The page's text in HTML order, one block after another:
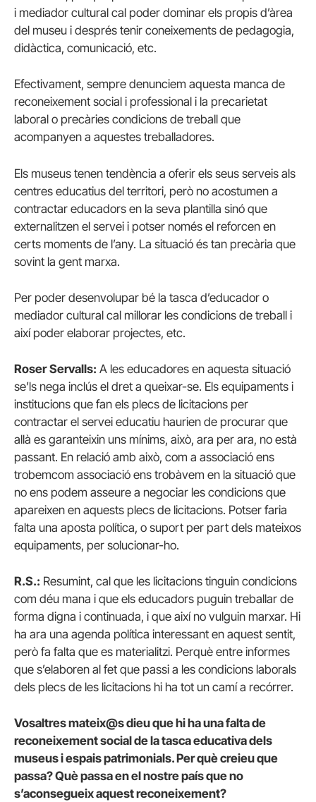
i mediador cultural cal poder dominar els propis d’àrea
del museu i després tenir coneixements de pedagogia,
didàctica, comunicació, etc.
Efectivament, sempre denunciem aquesta manca de
reconeixement social i professional i la precarietat
laboral o precàries condicions de treball que
acompanyen a aquestes treballadores.
Els museus tenen tendència a oferir els seus serveis als
centres educatius del territori, però no acostumen a
contractar educadors en la seva plantilla sinó que
externalitzen el servei i potser només el reforcen en
certs moments de l’any. La situació és tan precària que
sovint la gent marxa.
Per poder desenvolupar bé la tasca d’educador o
mediador cultural cal millorar les condicions de treball i
així poder elaborar projectes, etc.
Roser Servalls: A les educadores en aquesta situació
se’ls nega inclús el dret a queixar-se. Els equipaments i
institucions que fan els plecs de licitacions per
contractar el servei educatiu haurien de procurar que
allà es garanteixin uns mínims, això, ara per ara, no està
passant. En relació amb això, com a associació ens
trobemcom associació ens trobàvem en la situació que
no ens podem asseure a negociar les condicions que
apareixen en aquests plecs de licitacions. Potser faria
falta una aposta política, o suport per part dels mateixos
equipaments, per solucionar-ho.
R.S.: Resumint, cal que les licitacions tinguin condicions
com déu mana i que els educadors puguin treballar de
forma digna i continuada, i que així no vulguin marxar. Hi
ha ara una agenda política interessant en aquest sentit,
però fa falta que es materialitzi. Perquè entre informes
que s’elaboren al fet que passi a les condicions laborals
dels plecs de les licitacions hi ha tot un camí a recórrer.
Vosaltres mateix@s dieu que hi ha una falta de
reconeixement social de la tasca educativa dels
museus i espais patrimonials. Per què creieu que
passa? Què passa en el nostre país que no
s’aconsegueix aquest reconeixement?